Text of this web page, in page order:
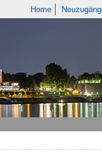
Home